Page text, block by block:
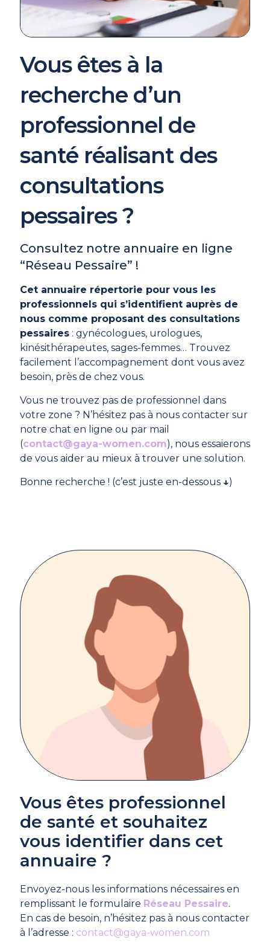
Vous êtes à la
recherche d’un
professionnel de
santé réalisant des
consultations
pessaires ?
Consultez notre annuaire en ligne
“Réseau Pessaire” !
Cet annuaire répertorie pour vous les
professionnels qui s’identifient auprès de
nous comme proposant des consultations
pessaires : gynécologues, urologues,
kinésithérapeutes, sages-femmes… Trouvez
facilement l’accompagnement dont vous avez
besoin, près de chez vous.
Vous ne trouvez pas de professionnel dans
votre zone ? N’hésitez pas à nous contacter sur
notre chat en ligne ou par mail
(contact@gaya-women.com), nous essaierons
de vous aider au mieux à trouver une solution.
Bonne recherche ! (c’est juste en-dessous ↓)
Vous êtes professionnel
de santé et souhaitez
vous identifier dans cet
annuaire ?
Envoyez-nous les informations nécessaires en
remplissant le formulaire Réseau Pessaire.
En cas de besoin, n’hésitez pas à nous contacter
à l’adresse : contact@gaya-women.com